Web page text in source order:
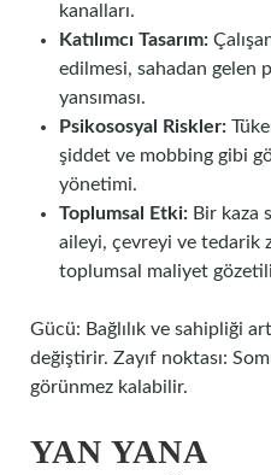
kanalları.
Katılımcı Tasarım:
edilmesi, sahadan gelen
yansıması.
Psikososyal Riskler:
şiddet ve mobbing gibi
yönetimi.
Toplumsal Etki: Bir kaza
aileyi, çevreyi ve tedarik
toplumsal maliyet
Gücü: Bağlılık ve sahipliği
değiştirir. Zayıf noktası:
görünmez kalabilir.
YAN YANA